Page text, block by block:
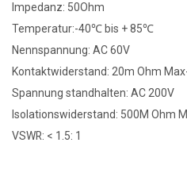
Impedanz: 50Ohm
Temperatur:-40℃ bis + 85℃
Nennspannung: AC 60V
Kontaktwiderstand: 20m Ohm
Spannung standhalten: AC 200V
Isolationswiderstand: 500M Ohm
VSWR: < 1.5: 1